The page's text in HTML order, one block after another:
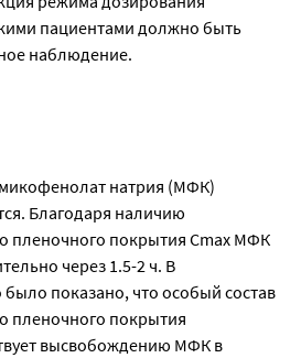
пациентами должно быть
наблюдение.
натрия (МФК)
Благодаря наличию
пленочного покрытия Cmax МФК
через 1.5-2 ч. В
показано, что особый состав
пленочного покрытия
высвобождению МФК в